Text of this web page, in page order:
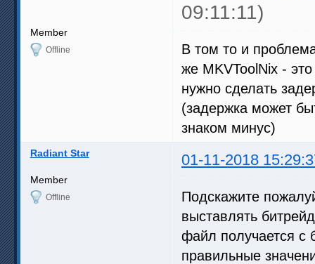
09:11:11)
Member
Offline
В том то и
же MKVToolNix -
нужно сделать
(задержка может
знаком минус)
Radiant Star 01-11-2018
Member
Offline
Подскажите
выставлять
файл получается с
правильные